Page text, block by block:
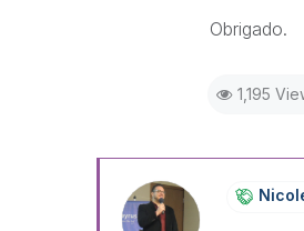
Obrigado.
1,195